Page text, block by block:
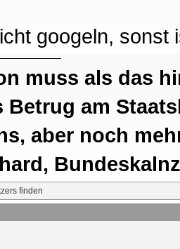
googeln, sonst
muss als das
Betrug am
aber noch